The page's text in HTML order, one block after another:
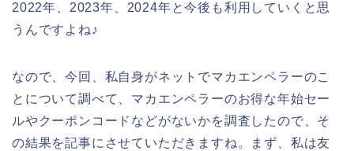
2022年、2023年、2024年と今後も利用していくと思
うんですよね♪
なので、今回、私自身がネットでマカエンペラーのこ
とについて調べて、マカエンペラーのお得な年始セー
ルやクーポンコードなどがないかを調査したので、そ
の結果を記事にさせていただきますね。まず、私は友